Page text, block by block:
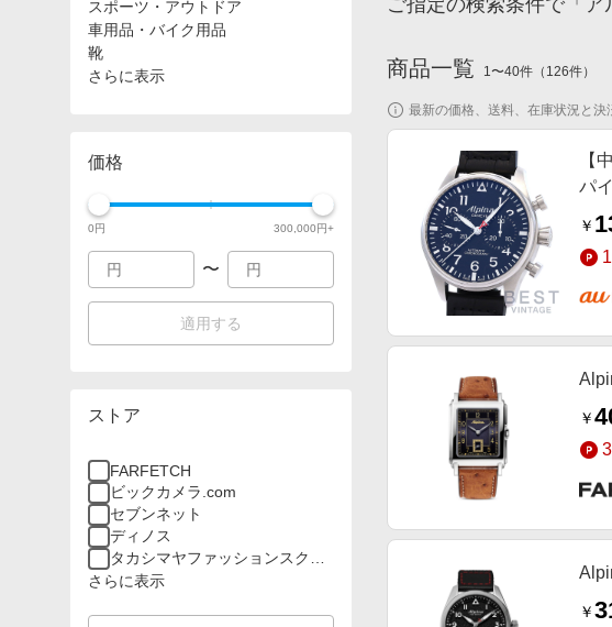
スポーツ・アウトドア
車用品・バイク用品
靴
さらに表示
価格
0円 300,000円+
〜
適用する
ストア
FARFETCH
ビックカメラ.com
セブンネット
ディノス
タカシマヤファッションスクエ
ア
さらに表示
ご指定の検索条件で「ア
商品一覧 1〜40件 （ 126件）
最新の価格、送料、在庫状況と決
【
パ
￥
￥
￥